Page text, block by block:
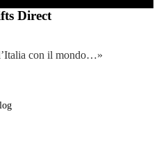
Direct
con il mondo…»